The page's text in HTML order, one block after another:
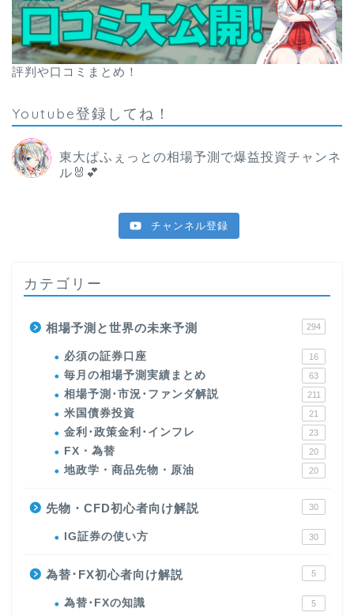
評判や口コミまとめ！
Youtube登録してね！
東大ぱふぇっとの相場予測で爆益投資チャンネ
ル🐰💕
チャンネル登録
カテゴリー
相場予測と世界の未来予測 294
必須の証券口座 16
毎月の相場予測実績まとめ 63
相場予測･市況･ファンダ解説 211
米国債券投資 21
金利･政策金利･インフレ 23
FX・為替 20
地政学・商品先物・原油 20
先物・CFD初心者向け解説 30
IG証券の使い方 30
為替･FX初心者向け解説 5
為替･FXの知識 5